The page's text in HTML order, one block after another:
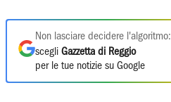
Non lasciare decidere l'algoritmo:
scegli Gazzetta di Reggio
per le tue notizie su Google